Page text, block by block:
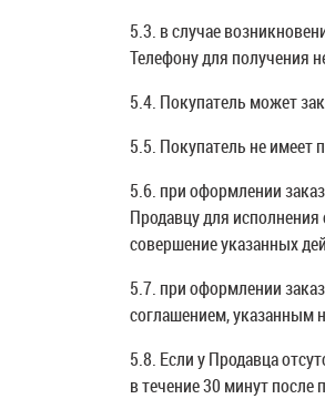
5.3. в случае
Телефону для получения
5.4. Покупатель может
5.5. Покупатель не имеет
5.6. при оформлении
Продавцу для исполнения
совершение указанных
5.7. при оформлении
соглашением, указанным
5.8. Если у Продавца
в течение 30 минут после